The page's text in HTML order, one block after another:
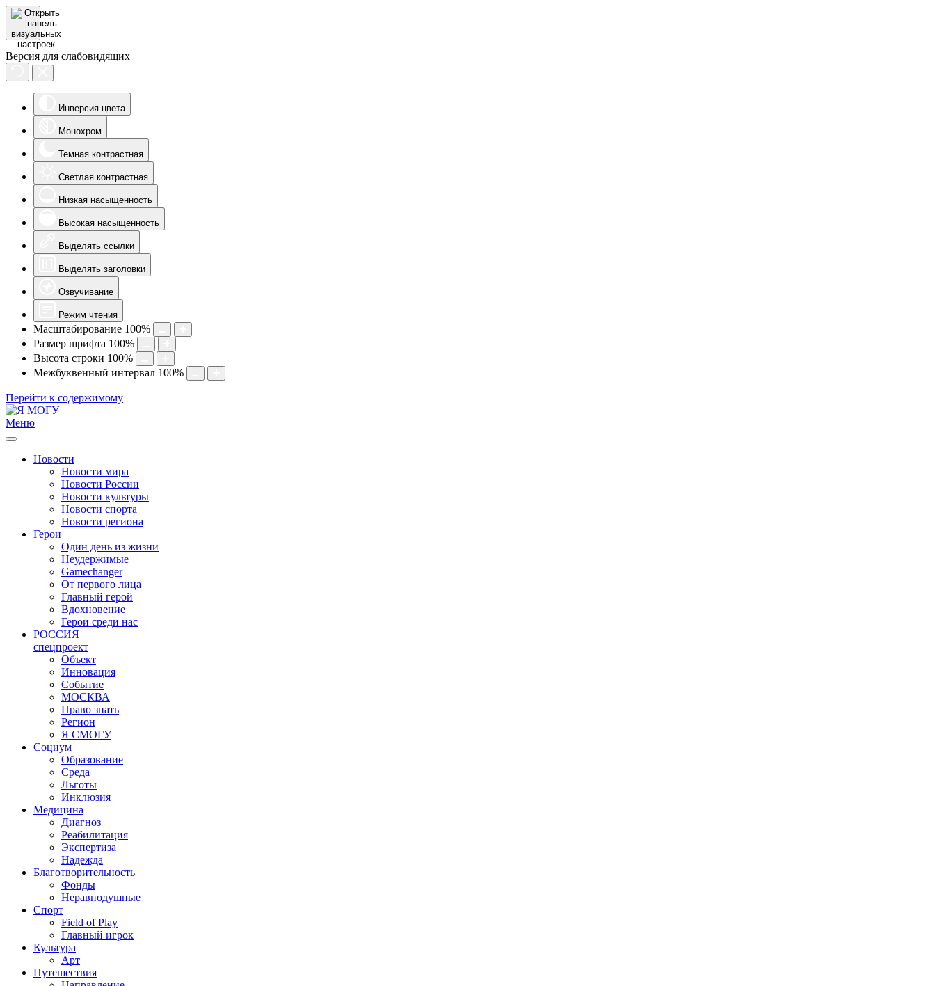
Версия для слабовидящих
Инверсия цвета
Монохром
Темная контрастная
Светлая контрастная
Низкая насыщенность
Высокая насыщенность
Выделять ссылки
Выделять заголовки
Озвучивание
Режим чтения
Масштабирование 100%
Размер шрифта 100%
Высота строки 100%
Межбуквенный интервал 100%
Перейти к содержимому
Меню
Новости
Новости мира
Новости России
Новости культуры
Новости спорта
Новости региона
Герои
Один день из жизни
Неудержимые
Gamechanger
От первого лица
Главный герой
Вдохновение
Герои среди нас
РОССИЯ
спецпроект
Объект
Инновация
Событие
МОСКВА
Право знать
Регион
Я СМОГУ
Социум
Образование
Среда
Льготы
Инклюзия
Медицина
Диагноз
Реабилитация
Экспертиза
Надежда
Благотворительность
Фонды
Неравнодушные
Спорт
Field of Play
Главный игрок
Культура
Арт
Путешествия